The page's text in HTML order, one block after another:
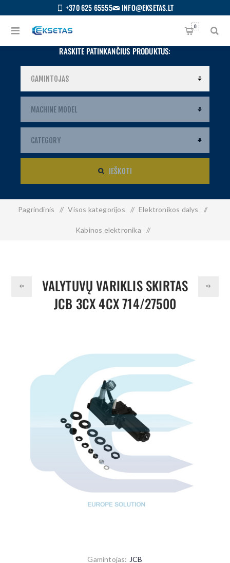
+370 625 65555 INFO@EKSETAS.LT
0
RASKITE PATINKANČIUS PRODUKTUS:
IEŠKOTI
Pagrindinis / Visos kategorijos / Elektronikos dalys /
Kabinos elektronika /
VALYTUVŲ VARIKLIS SKIRTAS
JCB 3CX 4CX 714/27500
Gamintojas: JCB